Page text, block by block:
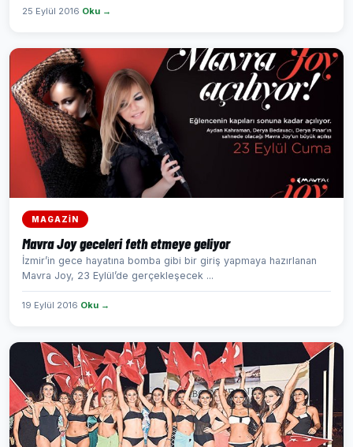
25 Eylül 2016 Oku →
MAGAZİN
Mavra Joy geceleri feth etmeye geliyor
İzmir’in gece hayatına bomba gibi bir giriş yapmaya hazırlanan
Mavra Joy, 23 Eylül’de gerçekleşecek ...
19 Eylül 2016 Oku →